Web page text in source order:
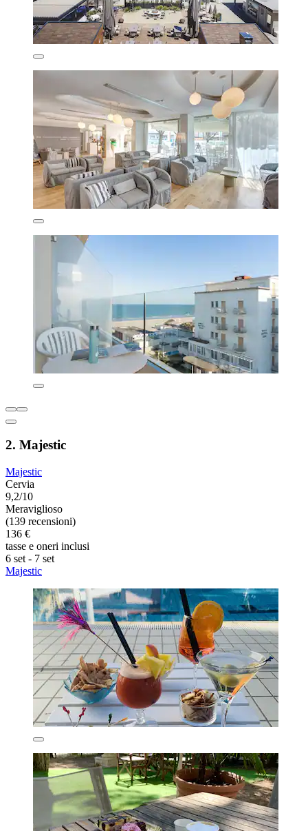
2. Majestic
Majestic
Cervia
9,2/10
Meraviglioso
(139 recensioni)
136 €
tasse e oneri inclusi
6 set - 7 set
Majestic